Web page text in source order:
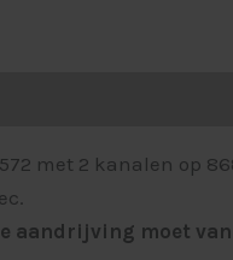
met 2 kanalen op
aandrijving moet